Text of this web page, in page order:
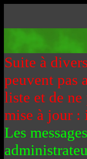
Suite à
peuvent pas
liste et de ne
mise à jour :
Les